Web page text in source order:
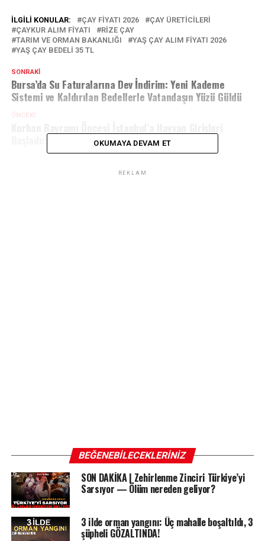
İLGILI KONULAR: ÇAY FIYATI 2026
ÇAY ÜRETICILERI
ÇAYKUR ALIM FIYATI
RIZE ÇAY
TARIM VE ORMAN BAKANLIĞI
YAŞ ÇAY ALIM FIYATI 2026
YAŞ ÇAY BEDELI 35 TL
SONRAKI
Bursa’da Su Faturalarına Dev İndirim: Yeni Kademe
Sistemi ve Kaldırılan Bedellerle Vatandaşın Yüzü Güldü
ÖNCEKI
Başladı: Riva’da Sıkı DenetimOKUMAYA DEVAM ET
REKLAM
BEĞENEBILECEKLERINIZ
SON DAKİKA | Zehirlenme Zinciri Türkiye’yi
Sarsıyor — Ölüm nereden geliyor?
3 ilde orman yangını: Üç mahalle boşaltıldı, 3
şüpheli GÖZALTINDA!